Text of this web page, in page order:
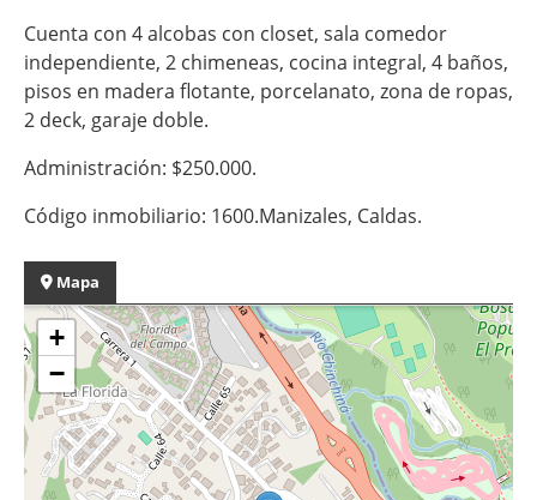
Cuenta con 4 alcobas con closet, sala comedor
independiente, 2 chimeneas, cocina integral, 4 baños,
pisos en madera flotante, porcelanato, zona de ropas,
2 deck, garaje doble.
Administración: $250.000.
Código inmobiliario: 1600.Manizales, Caldas.
Mapa
+
−